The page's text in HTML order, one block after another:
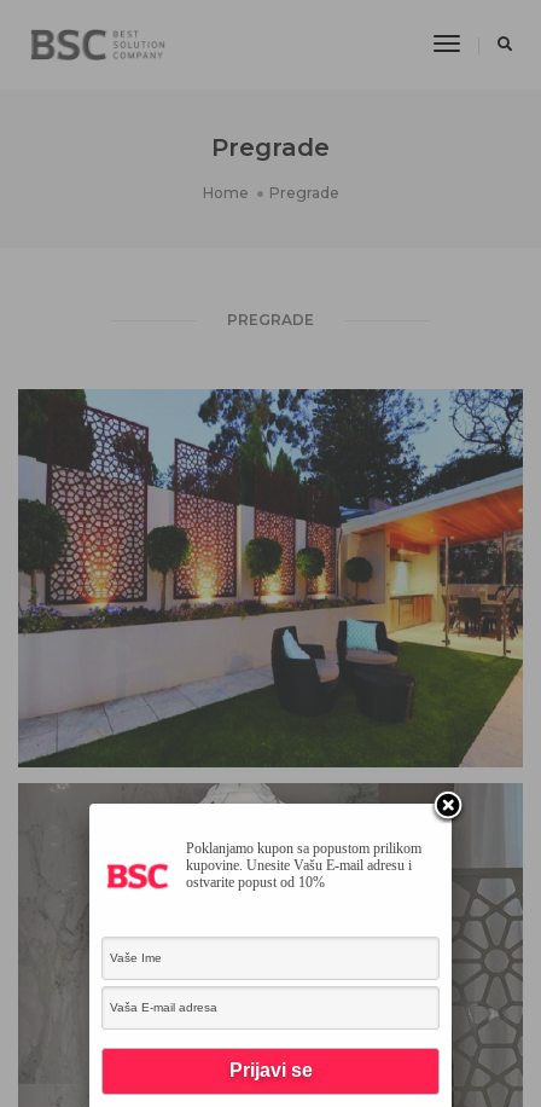
Toggle
Pregrade
Home Pregrade
PREGRADE
Poklanjamo kupon sa popustom prilikom
kupovine. Unesite Vašu E-mail adresu i
ostvarite popust od 10%